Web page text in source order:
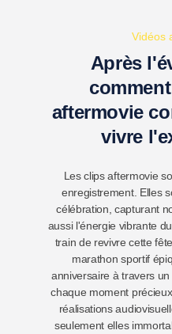
Vidéos
Après
aftermovie
vivre
Les clips aftermovie
enregistrement. Elles
célébration, capturant
aussi l'énergie vibrante
train de revivre cette
marathon sportif
anniversaire à travers
chaque moment
réalisations
seulement elles